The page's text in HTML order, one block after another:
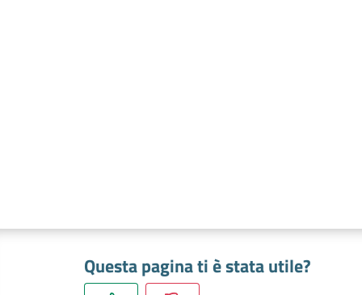
Questa pagina ti è stata utile?